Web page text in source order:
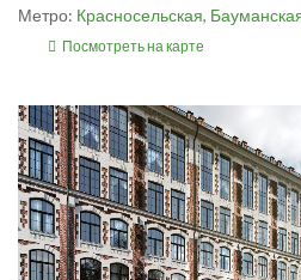
Метро: Красносельская,
Посмотреть на карте